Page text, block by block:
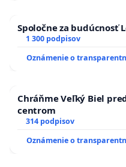
Spoločne za budúcnosť
1 300 podpisov
Oznámenie o
Chráňme Veľký Biel
centrom
314 podpisov
Oznámenie o